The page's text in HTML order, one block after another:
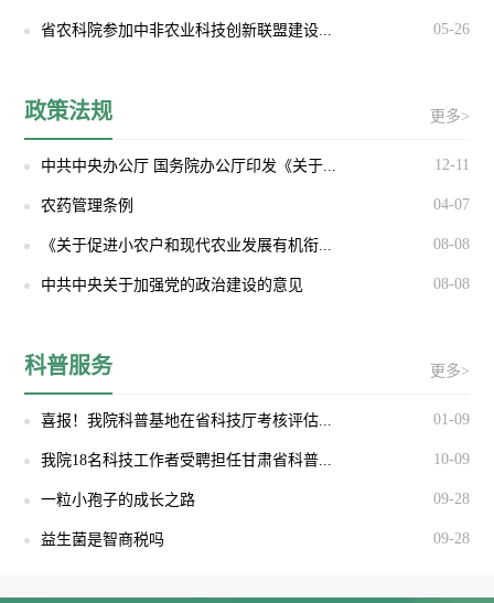
省农科院参加中非农业科技创新联盟建设... 05-26
政策法规 更多>
中共中央办公厅 国务院办公厅印发《关于... 12-11
农药管理条例 04-07
《关于促进小农户和现代农业发展有机衔... 08-08
中共中央关于加强党的政治建设的意见 08-08
科普服务 更多>
喜报！我院科普基地在省科技厅考核评估... 01-09
我院18名科技工作者受聘担任甘肃省科普... 10-09
一粒小孢子的成长之路 09-28
益生菌是智商税吗 09-28